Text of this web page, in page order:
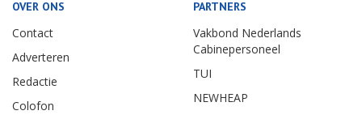
OVER ONS
Contact
Adverteren
Redactie
Colofon
PARTNERS
Vakbond Nederlands
Cabinepersoneel
TUI
NEWHEAP